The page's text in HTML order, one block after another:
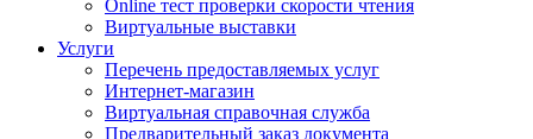
Online тест проверки скорости чтения
Виртуальные выставки
Услуги
Перечень предоставляемых услуг
Интернет-магазин
Виртуальная справочная служба
Предварительный заказ документа